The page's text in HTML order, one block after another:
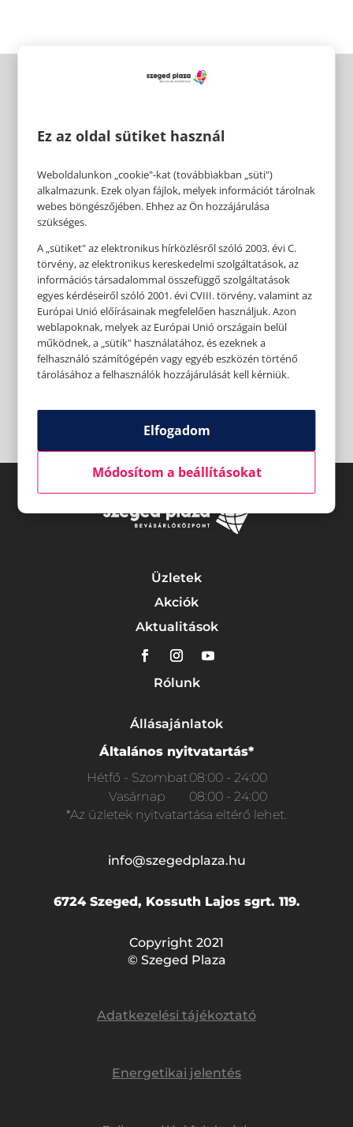
Üzletek
Akciók
Aktualitások
Rólunk
Állásajánlatok
Általános nyitvatartás*
Hétfő - Szombat08:00 - 24:00
Vasárnap
08:00 - 24:00
*Az üzletek nyitvatartása eltérő lehet.
info@szegedplaza.hu
6724 Szeged, Kossuth Lajos sgrt. 119.
Copyright 2021
© Szeged Plaza
Adatkezelési tájékoztató
Energetikai jelentés
Ez az oldal sütiket használ
Weboldalunkon „cookie"-kat (továbbiakban „süti")
alkalmazunk. Ezek olyan fájlok, melyek információt tárolnak
webes böngészőjében. Ehhez az Ön hozzájárulása
szükséges.
A „sütiket" az elektronikus hírközlésről szóló 2003. évi C.
törvény, az elektronikus kereskedelmi szolgáltatások, az
információs társadalommal összefüggő szolgáltatások
egyes kérdéseiről szóló 2001. évi CVIII. törvény, valamint az
Európai Unió előírásainak megfelelően használjuk. Azon
weblapoknak, melyek az Európai Unió országain belül
működnek, a „sütik" használatához, és ezeknek a
felhasználó számítógépén vagy egyéb eszközén történő
tárolásához a felhasználók hozzájárulását kell kérniük.
Elfogadom
Módosítom a beállításokat